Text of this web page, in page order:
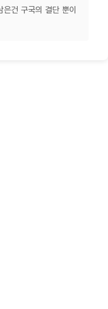
건 구국의 결단 뿐이